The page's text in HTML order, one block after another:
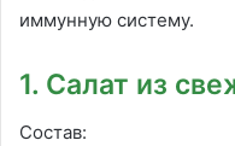
иммунную систему.
1. Салат из
Состав: